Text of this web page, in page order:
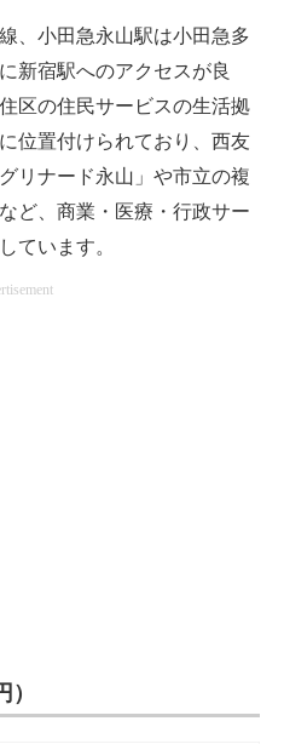
、小田急永山駅は小田急多
新宿駅へのアクセスが良
区の住民サービスの生活拠
位置付けられており、西友
リナード永山」や市立の複
ど、商業・医療・行政サー
ています。